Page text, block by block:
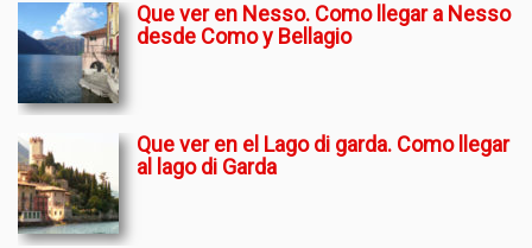
Que ver en Nesso. Como llegar a Nesso
desde Como y Bellagio
Que ver en el Lago di garda. Como llegar
al lago di Garda